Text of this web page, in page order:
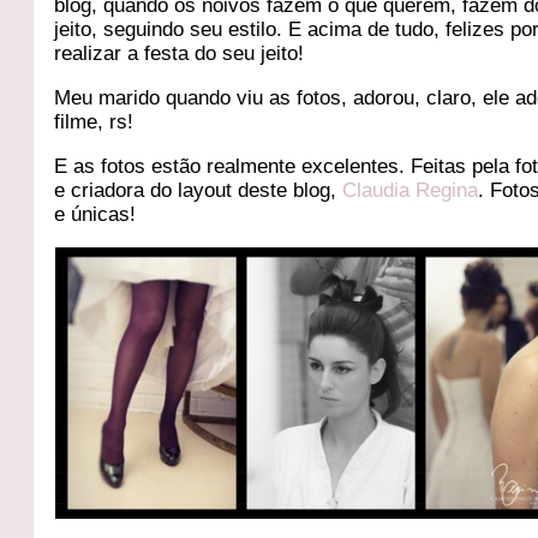
blog, quando os noivos fazem o que querem, fazem
jeito, seguindo seu estilo. E acima de tudo, felizes
realizar a festa do seu jeito!
Meu marido quando viu as fotos, adorou, claro, ele
filme, rs!
E as fotos estão realmente excelentes. Feitas pela
e criadora do layout deste blog, Claudia Regina.
e únicas!